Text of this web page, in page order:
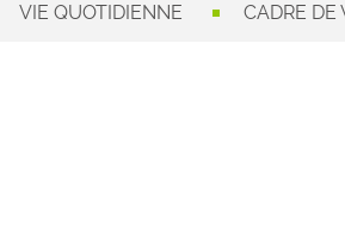
VIE QUOTIDIENNE CADRE DE